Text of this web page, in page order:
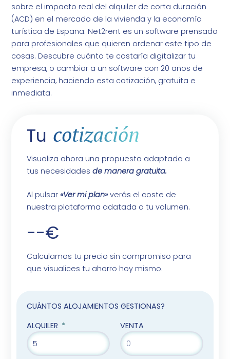
sobre el impacto real del alquiler de corta duración
(ACD) en el mercado de la vivienda y la economía
turística de España. Net2rent es un software prensado
para profesionales que quieren ordenar este tipo de
cosas. Descubre cuánto te costaría digitalizar tu
empresa, o cambiar a un software con 20 años de
experiencia, haciendo esta cotización, gratuita e
inmediata.
Tu cotización
Visualiza ahora una propuesta adaptada a
tus necesidades de manera gratuita.
Al pulsar«Ver mi plan»verás el coste de
nuestra plataforma adatada a tu volumen.
--€
Calculamos tu precio sin compromiso para
que visualices tu ahorro hoy mismo.
CUÁNTOS ALOJAMIENTOS GESTIONAS?
ALQUILER
VENTA